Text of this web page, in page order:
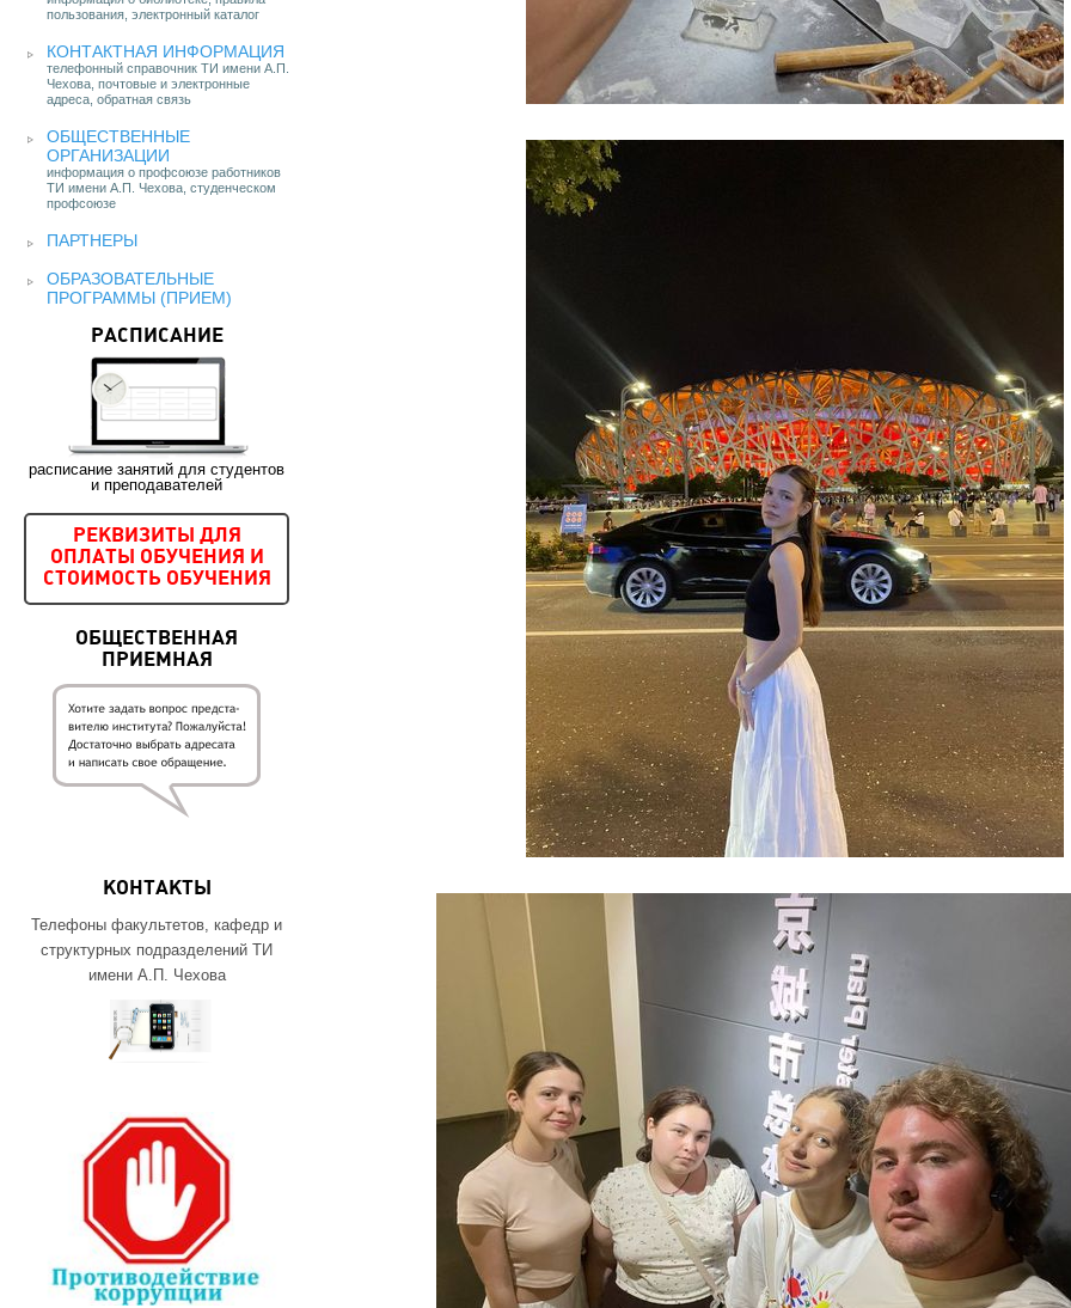
пользования, электронный каталог
КОНТАКТНАЯ ИНФОРМАЦИЯ
телефонный справочник ТИ имени А.П.
Чехова, почтовые и электронные
адреса, обратная связь
ОБЩЕСТВЕННЫЕ
ОРГАНИЗАЦИИ
информация о профсоюзе работников
ТИ имени А.П. Чехова, студенческом
профсоюзе
ПАРТНЕРЫ
ОБРАЗОВАТЕЛЬНЫЕ
ПРОГРАММЫ (ПРИЕМ)
РАСПИСАНИЕ
расписание занятий для студентов
и преподавателей
РЕКВИЗИТЫ ДЛЯ
ОПЛАТЫ ОБУЧЕНИЯ И
СТОИМОСТЬ ОБУЧЕНИЯ
ОБЩЕСТВЕННАЯ
ПРИЕМНАЯ
КОНТАКТЫ
Телефоны факультетов, кафедр и
структурных подразделений ТИ
имени А.П. Чехова